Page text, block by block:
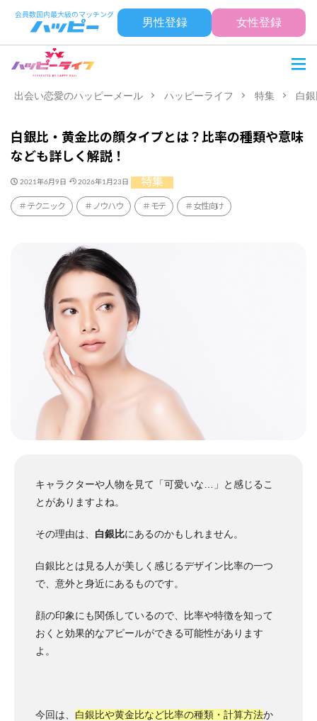
男性登録 女性登録
出会い恋愛のハッピーメール ハッピーライフ 特集 白
白銀比・黄金比の顔タイプとは？比率の種類や意味
なども詳しく解説！
2021年6月9日 2026年1月23日 特集
テクニック ノウハウ モテ 女性向け
キャラクターや人物を見て「可愛いな…」と感じるこ
とがありますよね。
その理由は、 白銀比にあるのかもしれません。
白銀比とは見る人が美しく感じるデザイン比率の一つ
で、意外と身近にあるものです。
顔の印象にも関係しているので、比率や特徴を知って
おくと効果的なアピールができる可能性があります
よ。
今回は、 白銀比や黄金比など比率の種類・計算方法か